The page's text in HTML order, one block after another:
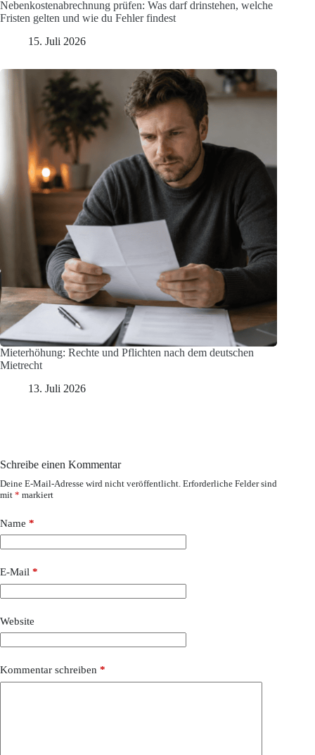
Nebenkostenabrechnung prüfen: Was darf drinstehen, welche
Fristen gelten und wie du Fehler findest
15. Juli 2026
Mieterhöhung: Rechte und Pflichten nach dem deutschen
Mietrecht
13. Juli 2026
Schreibe einen Kommentar
Deine E-Mail-Adresse wird nicht veröffentlicht. Erforderliche Felder sind
mit * markiert
Name *
E-Mail *
Website
Kommentar schreiben *